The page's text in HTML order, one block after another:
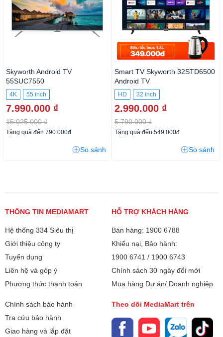
Skyworth Android TV
55SUC7550
4K 55 inch
7.990.000 ₫
15.025.000 ₫
Tặng quà đến 790.000đ
So sánh
Smart TV Skyworth 32STD6500
Android TV
HD 32 inch
2.990.000 ₫
5.790.000 ₫
Tặng quà đến 549.000đ
So sánh
THÔNG TIN MEDIAMART
Hệ thống 334 Siêu thị
Giới thiệu công ty
Tuyển dụng
Liên hệ và góp ý
Phương thức thanh toán
HỖ TRỢ KHÁCH HÀNG
Bán hàng: 1900 6788
Khiếu nại, Bảo hành:
1900 6741 / 1900 6743
Chính sách 30 ngày đổi mới
Mua hàng Dự án/ Doanh nghiệp
Chính sách bảo hành
Tra cứu bảo hành
Giao hàng và lắp đặt
Theo dõi MediaMart trên